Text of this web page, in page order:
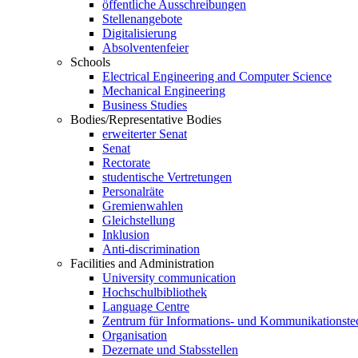
öffentliche Ausschreibungen
Stellenangebote
Digitalisierung
Absolventenfeier
Schools
Electrical Engineering and Computer Science
Mechanical Engineering
Business Studies
Bodies/Representative Bodies
erweiterter Senat
Senat
Rectorate
studentische Vertretungen
Personalräte
Gremienwahlen
Gleichstellung
Inklusion
Anti-discrimination
Facilities and Administration
University communication
Hochschulbibliothek
Language Centre
Zentrum für Informations- und
Organisation
Dezernate und Stabsstellen